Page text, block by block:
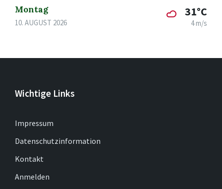
Montag
10. AUGUST 2026
31°C
4 m/s
Wichtige Links
Impressum
Datenschutzinformation
Kontakt
Anmelden